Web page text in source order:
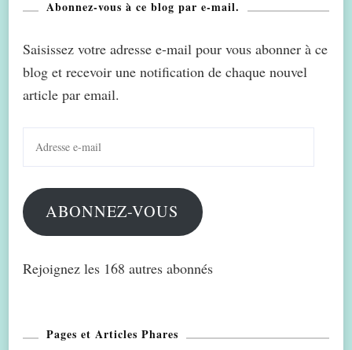
Abonnez-vous à ce blog par e-mail.
Saisissez votre adresse e-mail pour vous abonner à ce
blog et recevoir une notification de chaque nouvel
article par email.
ABONNEZ-VOUS
Rejoignez les 168 autres abonnés
Pages et Articles Phares